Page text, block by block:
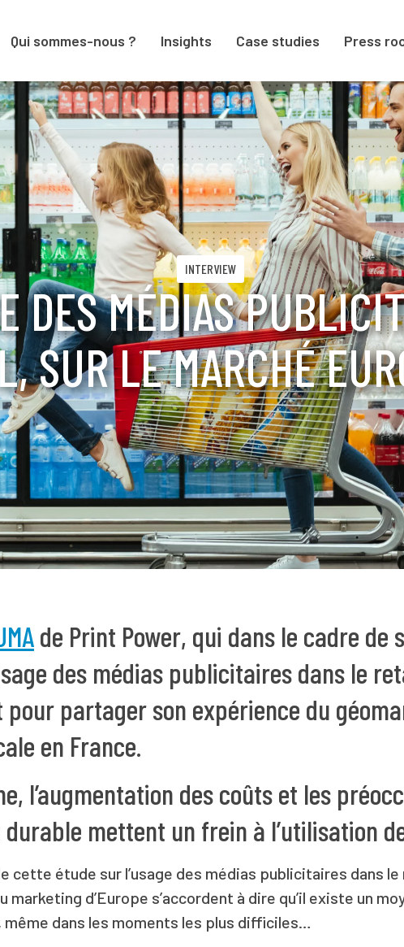
Qui sommes-nous ? Insights Case studies Press
INTERVIEW
DES MÉDIAS
SUR LE MARCHÉ
de Print Power, qui dans le cadre de
des médias publicitaires dans le
partager son expérience du
en France.
l’augmentation des coûts et les
mettent un frein à l’utilisation
cette étude sur l’usage des médias publicitaires dans
d’Europe s’accordent à dire qu’il existe un
dans les moments les plus difficiles…